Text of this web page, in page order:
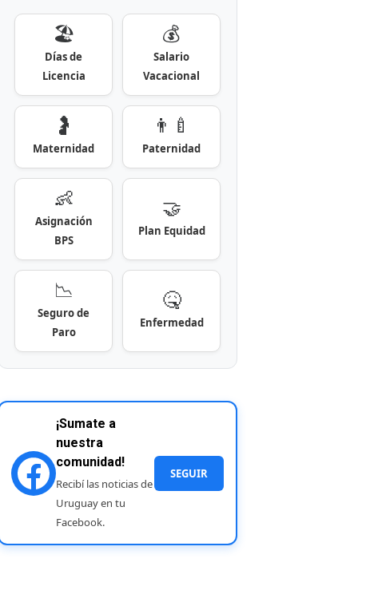
🏖️
Días de
Licencia
💰
Salario
Vacacional
🤰
Maternidad
👨‍🍼
Paternidad
👶
Asignación
BPS
🤝
Plan Equidad
📉
Seguro de
Paro
🤒
Enfermedad
¡Sumate a
nuestra
comunidad!
Recibí las noticias de
Uruguay en tu
Facebook.
SEGUIR